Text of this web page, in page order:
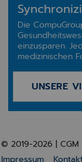
Die
einzusparen.
medizinischen
UNSERE
© 2019-2026 |
Impressum